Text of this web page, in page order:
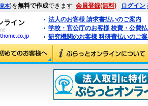
見本)を無料で作成できます 会員登録(無料) ログイン
法人のお客様 請求書払いのご案内
学校・官公庁のお客様 校費・公費
研究機関のお客様 科研費払いのご